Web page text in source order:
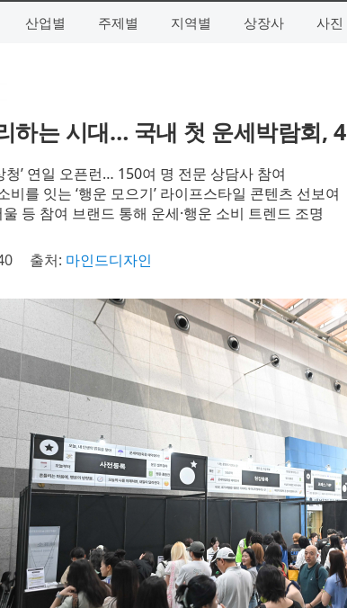
산업별 주제별 지역별 상장사 사진
하는 시대… 국내 첫 운세박람회,
청’ 연일 오픈런… 150여 명 전문 상담사 참여
비를 잇는 ‘행운 모으기’ 라이프스타일 콘텐츠 선보여
등 참여 브랜드 통해 운세·행운 소비 트렌드 조명
출처: 마인드디자인